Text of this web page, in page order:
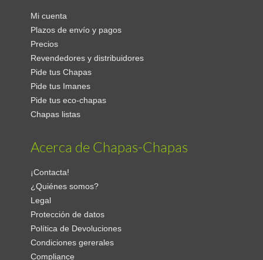
Mi cuenta
Plazos de envío y pagos
Precios
Revendedores y distribuidores
Pide tus Chapas
Pide tus Imanes
Pide tus eco-chapas
Chapas listas
Acerca de Chapas-Chapas
¡Contacta!
¿Quiénes somos?
Legal
Protección de datos
Política de Devoluciones
Condiciones gererales
Compliance